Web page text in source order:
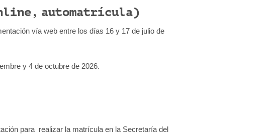
automatrícula)
vía web entre los días 16 y 17 de julio de
y 4 de octubre de 2026.
para realizar la matrícula en la Secretaría del